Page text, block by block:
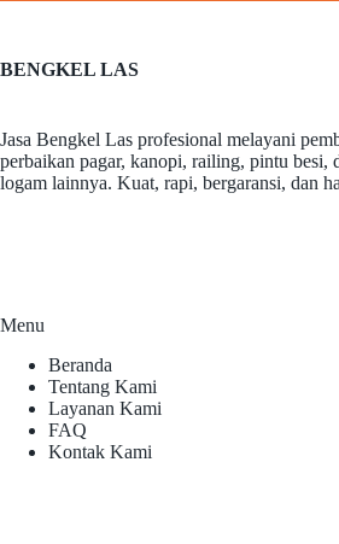
BENGKEL LAS
Jasa Bengkel Las profesional melayani
perbaikan pagar, kanopi, railing, pintu besi,
logam lainnya. Kuat, rapi, bergaransi, dan
Menu
Beranda
Tentang Kami
Layanan Kami
FAQ
Kontak Kami